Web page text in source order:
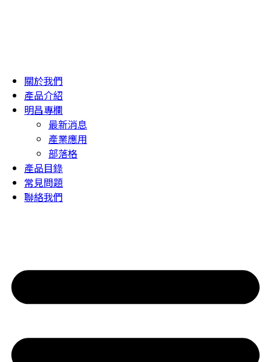
關於我們
產品介紹
明昌專欄
最新消息
產業應用
部落格
產品目錄
常見問題
聯絡我們